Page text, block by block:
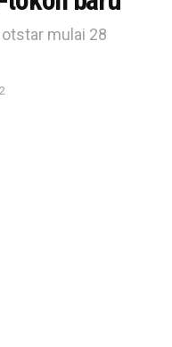
mulai 28